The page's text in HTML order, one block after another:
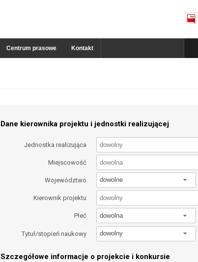
Centrum prasowe Kontakt
Dane kierownika projektu i jednostki realizującej
Jednostka realizująca
Miejscowość
Województwo dowolne
Kierownik projektu
Płeć dowolna
Tytuł/stopień naukowy dowolny
Szczegółowe informacje o projekcie i konkursie